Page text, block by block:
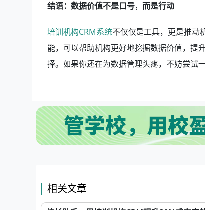
结语：数据价值不是口号，而是行动
培训机构CRM系统不仅仅是工具，更是推动
能，可以帮助机构更好地挖掘数据价值，提
择。如果你还在为数据管理头疼，不妨尝试
相关文章